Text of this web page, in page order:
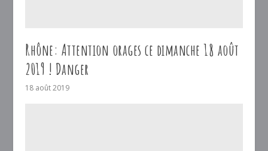
Rhône: Attention orages ce dimanche 18 août
2019 ! Danger
18 août 2019